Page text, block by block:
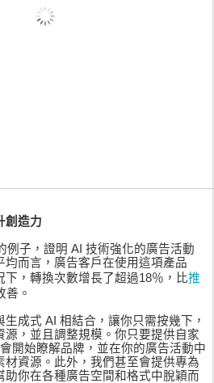
創造力
例子，證明 AI 技術強化的廣告活動
均而言，廣告客戶在使用這項產品
，轉換次數增長了超過18％，比推
善 。
成式 AI 相結合，讓你只需按幾下，
，並且調整規模。你只要提供自家
開始瞭解品牌，並在你的廣告活動中
材資源。此外，我們甚至會提供專為
助你在各種廣告空間和格式中脫穎而